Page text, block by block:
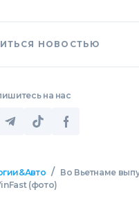
НОВОСТЬЮ
на нас
/
Во Вьетнаме
(фото)